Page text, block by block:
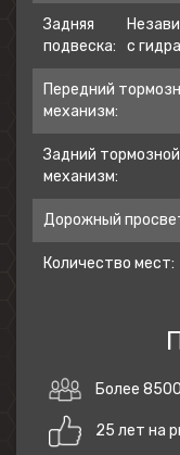
заднего
Задняя
подвеска:
с
Передний
механизм:
Задний тормозной
механизм:
Дорожный
Количество мест:
Более
25 лет на